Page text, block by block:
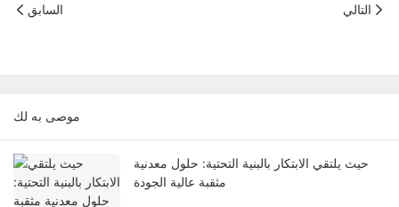
السابق التالي
موصى به لك
حيث يلتقي الابتكار بالبنية التحتية: حلول معدنية
مثقبة عالية الجودة